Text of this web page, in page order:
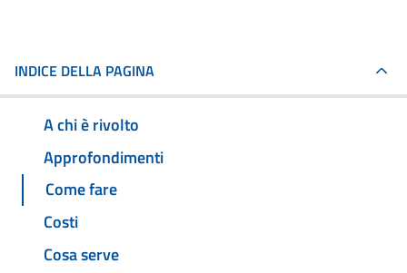
INDICE DELLA PAGINA
A chi è rivolto
Approfondimenti
Come fare
Costi
Cosa serve